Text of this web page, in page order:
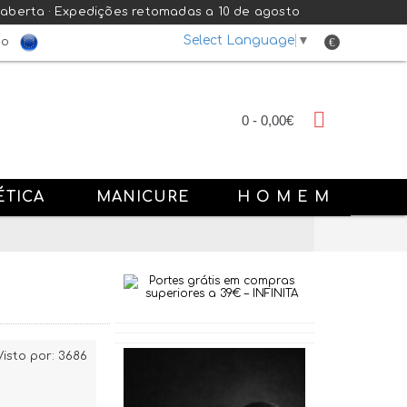
· Expedições retomadas a 10 de agosto
Select Language ▼ €
0 - 0,00€
MANICURE H O M E M
por: 3686